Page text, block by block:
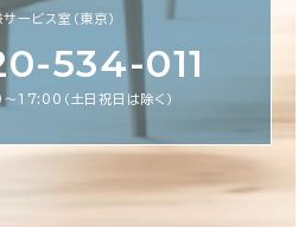
ービス室（東京）
534-011
17:00（土日祝日は除く）